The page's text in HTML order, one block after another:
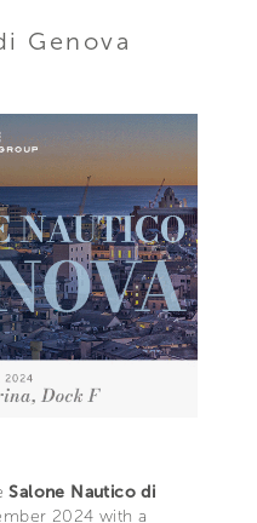
Genova
Salone Nautico di
2024 with a